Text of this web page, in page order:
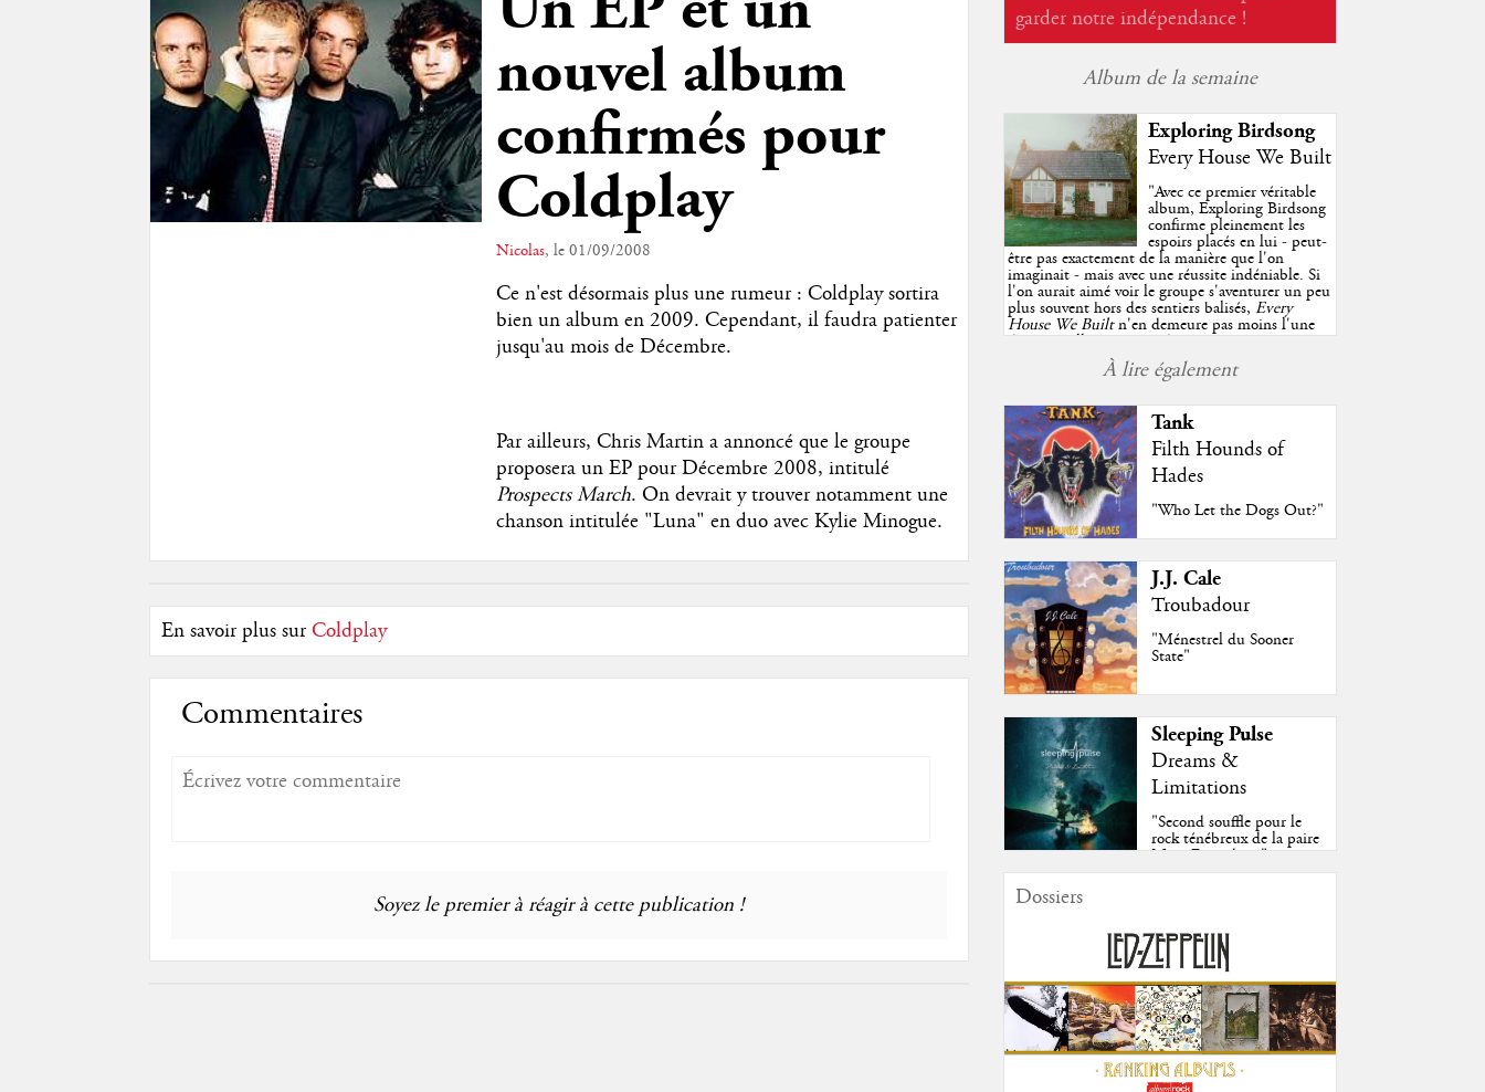
nouvel album
confirmés pour
Coldplay
Nicolas, le 01/09/2008
Ce n'est désormais plus une rumeur : Coldplay sortira
bien un album en 2009. Cependant, il faudra patienter
jusqu'au mois de Décembre.
Par ailleurs, Chris Martin a annoncé que le groupe
proposera un EP pour Décembre 2008, intitulé
Prospects March. On devrait y trouver notamment une
chanson intitulée "Luna" en duo avec Kylie Minogue.
En savoir plus surColdplay
Commentaires
Soyez le premier à réagir à cette publication !
garder notre indépendance !
Album de la semaine
Exploring Birdsong
Every House We Built
"Avec ce premier véritable
album, Exploring Birdsong
confirme pleinement les
espoirs placés en lui - peut-
être pas exactement de la manière que l'on
imaginait - mais avec une réussite indéniable. Si
l'on aurait aimé voir le groupe s'aventurer un peu
plus souvent hors des sentiers balisés,Every
House We Builtn'en demeure pas moins l'une
des très belles surprises de cette année, porté par
plusieurs morceaux qui trouveront sans difficulté
une place de choix dans vos playlists estivales.
À lire également
Tank
Filth Hounds of
Hades
"Who Let the Dogs Out?"
J.J. Cale
Troubadour
"Ménestrel du Sooner
State"
Sleeping Pulse
Dreams &
Limitations
"Second souffle pour le
rock ténébreux de la paire
Moss-Fazendeiro"
Dossiers